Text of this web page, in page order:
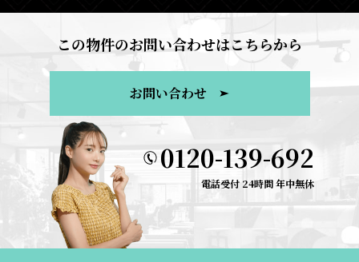
この物件のお問い合わせはこちらから
お問い合わせ
0120-139-692
電話受付 24時間 年中無休